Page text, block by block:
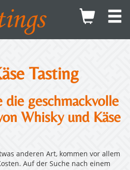
Tasting
die geschmackvolle
Whisky und Käse
anderen Art, kommen vor allem
Auf der Suche nach einem